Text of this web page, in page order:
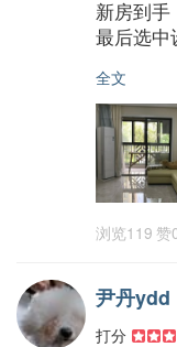
新房到手
最后选中
全文
浏览119 赞
尹丹ydd
打分